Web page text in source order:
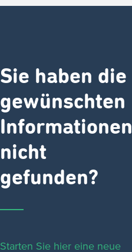
Sie haben die
gewünschten
Informationen
nicht
gefunden?
Starten Sie hier eine neue